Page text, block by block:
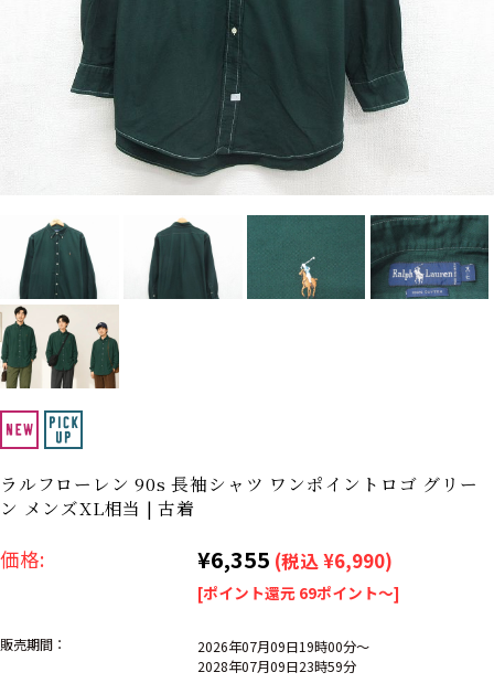
Search by Brand ブランドから探す
ラルフ ローレン ザ・ノース・フェイ
ス
チャンピオン
パタゴニア
カーハート ディッキーズ
アディダス ナイキ
リーバイス
ア行
Search by Item アイテムから探す
半袖シャツ
ラルフローレン 90s 長袖シャツ ワンポイントロゴ グリー
ン メンズXL相当 | 古着
価格: ¥6,355 (税込 ¥6,990)
[ポイント還元 69ポイント～]
販売期間：
2026年07月09日19時00分～
2028年07月09日23時59分